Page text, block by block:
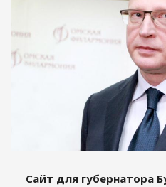
Сайт для губернатора